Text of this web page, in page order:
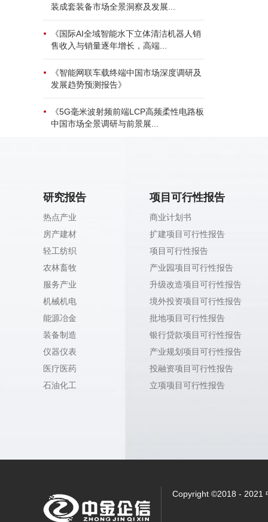
装成套装备市场全景洞察及发展...
《国际AI全域智能水下立体清洁机器人销
售收入与销量逐年增长，高端...
《智能网联车载终端中国市场深度调研及
发展趋势预测报告》
《5G毫米波射频前端LCP高频柔性电路板
中国市场全景调研与前景展...
研究报告
热点产业
房产建材
轻工纺织
农林畜牧
服务产业
机械机电
能源冶金
装备制造
仪器仪表
医疗医药
石油化工
项目可行性报告
商业计划书
扩建项目可行性报告
项目可行性报告
产业园项目可行性报告
升级改造项目可行性报告
境外投资项目可行性报告
批地项目可行性报告
银行贷款项目可行性报告
产业规划项目可行性报告
投融资项目可行性报告
立项项目可行性报告
Copyright ©2018 - 2021